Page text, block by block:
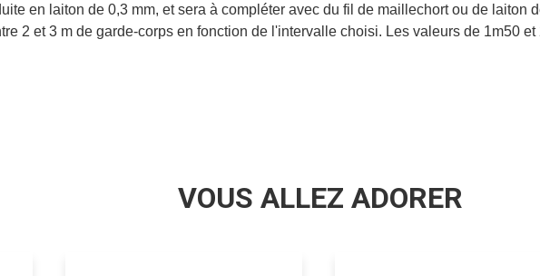
en laiton de 0,3 mm, et sera à compléter avec du fil de maillechort ou de laiton
2 et 3 m de garde-corps en fonction de l'intervalle choisi. Les valeurs de 1m50
VOUS ALLEZ ADORER